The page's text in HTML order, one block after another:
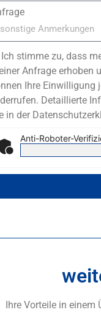
Ich stimme zu, dass
Anfrage erhoben
Ihre Einwilligung
Detaillierte
in der
Anti-Roboter-
Ihre Vorteile in einem